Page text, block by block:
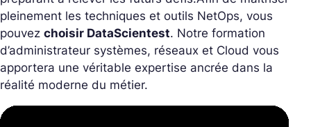
pleinement les techniques et outils NetOps, vous
pouvez choisir DataScientest. Notre formation
d’administrateur systèmes, réseaux et Cloud vous
apportera une véritable expertise ancrée dans la
réalité moderne du métier.